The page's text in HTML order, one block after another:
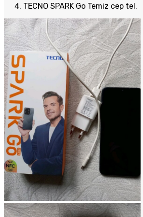
TECNO SPARK Go Temiz cep tel.